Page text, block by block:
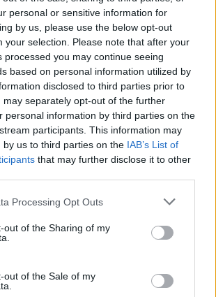
personal or sensitive information for
by us, please use the below opt-out
your selection. Please note that after your
processed you may continue seeing
based on personal information utilized by
disclosed to third parties prior to
may separately opt-out of the further
personal information by third parties on the
participants. This information may
by us to third parties on the IAB’s List of
that may further disclose it to other
Processing Opt Outs
out of the Sharing of my
out of the Sale of my